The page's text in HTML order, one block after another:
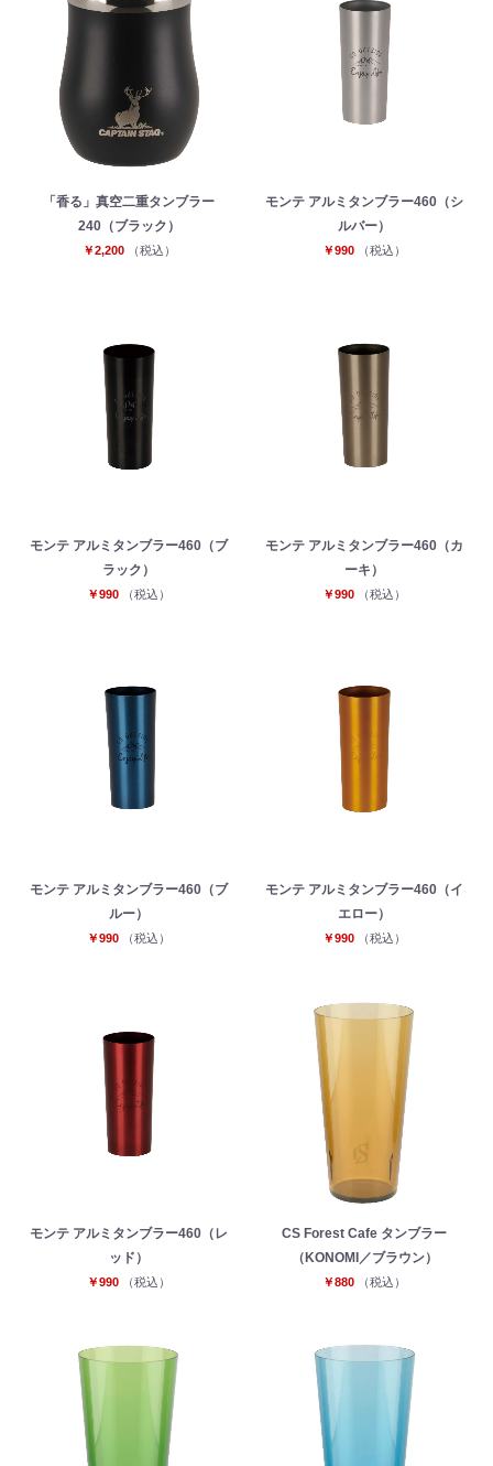
「香る」真空二重タンブラー
240（ブラック）
￥2,200 （税込）
モンテ アルミタンブラー460（シ
ルバー）
￥990 （税込）
モンテ アルミタンブラー460（ブ
ラック）
￥990 （税込）
モンテ アルミタンブラー460（カ
ーキ）
￥990 （税込）
モンテ アルミタンブラー460（ブ
ルー）
￥990 （税込）
モンテ アルミタンブラー460（イ
エロー）
￥990 （税込）
モンテ アルミタンブラー460（レ
ッド）
￥990 （税込）
CS Forest Cafe タンブラー
（KONOMI／ブラウン）
￥880 （税込）